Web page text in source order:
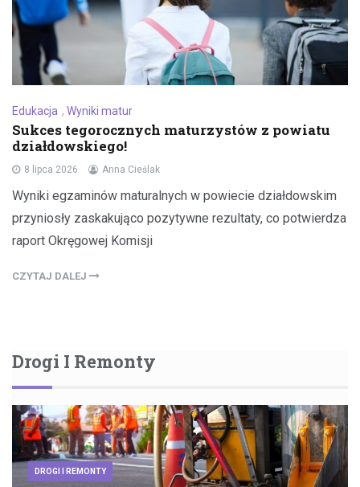
Edukacja , Wyniki matur
Sukces tegorocznych maturzystów z powiatu
działdowskiego!
8 lipca 2026 Anna Cieślak
Wyniki egzaminów maturalnych w powiecie działdowskim
przyniosły zaskakująco pozytywne rezultaty, co potwierdza
raport Okręgowej Komisji
CZYTAJ DALEJ
Drogi I Remonty
DROGI I REMONTY